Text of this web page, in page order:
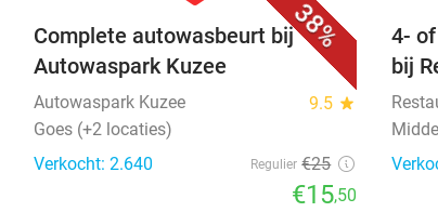
38%
Complete autowasbeurt bij
Autowaspark Kuzee
Autowaspark Kuzee 9.5 star
Goes (+2 locaties)
Verkocht: 2.640
Regulier €25
€15,50
4-
bij